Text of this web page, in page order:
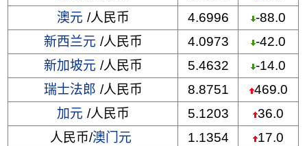
澳元 /人民币 4.6996
-88.0
新西兰元 /人民币 4.0973
-42.0
新加坡元 /人民币 5.4632
-14.0
瑞士法郎 /人民币 8.8751
469.0
加元 /人民币 5.1203
36.0
人民币/澳门元 1.1354
17.0